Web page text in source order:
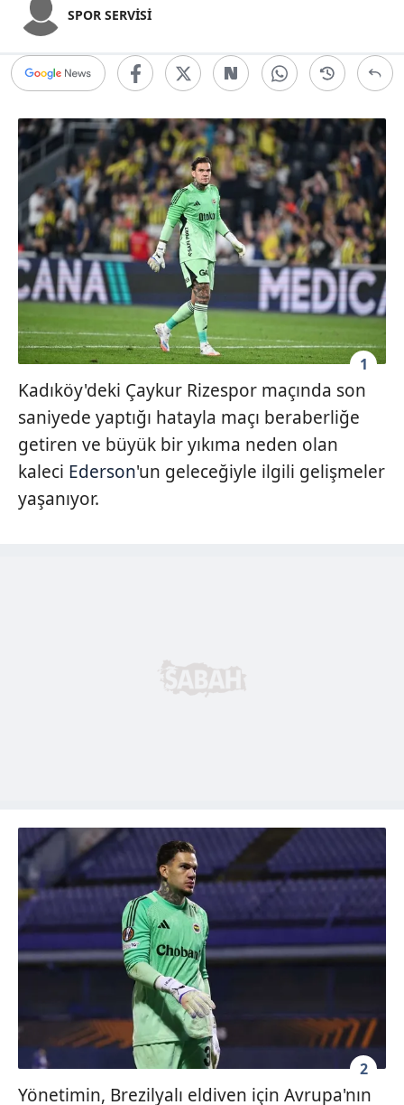
SPOR SERVİSİ
1
Kadıköy'deki Çaykur Rizespor maçında son
saniyede yaptığı hatayla maçı beraberliğe
getiren ve büyük bir yıkıma neden olan
kaleci Ederson'un geleceğiyle ilgili gelişmeler
yaşanıyor.
2
Yönetimin, Brezilyalı eldiven için Avrupa'nın